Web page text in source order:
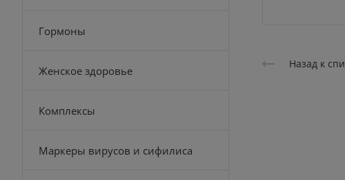
Назад к
Гормоны
Женское здоровье
Комплексы
Маркеры вирусов и сифилиса